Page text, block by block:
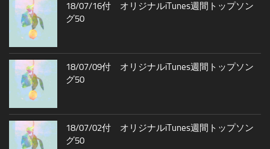
18/07/16付 オリジナルiTunes週間トップソン
グ50
18/07/09付 オリジナルiTunes週間トップソン
グ50
18/07/02付 オリジナルiTunes週間トップソン
グ50